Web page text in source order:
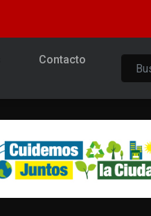
Contacto